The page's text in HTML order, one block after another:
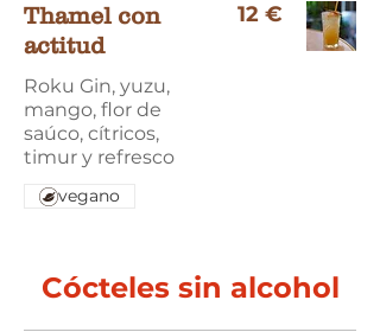
Thamel con
actitud
Roku Gin, yuzu,
mango, flor de
saúco, cítricos,
timur y refresco
12 €
vegano
Cócteles sin alcohol